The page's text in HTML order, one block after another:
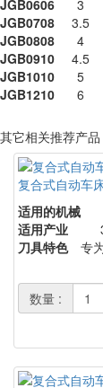
JGB0606 3
JGB0708
3.5
JGB0808
4
JGB0910
4.5
JGB1010
5
JGB1210
6
其它相关推荐产品
复合式自动车
适用的机械
适用产业
刀具特色
专
数量 :